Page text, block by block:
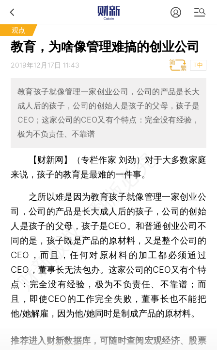
观点
教育，为啥像管理难搞的创业公司
2019年12月17日 11:43 T中
教育孩子就像管理一家创业公司，公司的产品是长大
成人后的孩子，公司的创始人是孩子的父母，孩子是
CEO；这家公司的CEO又有个特点：完全没有经验，
极为不负责任、不靠谱
【财新网】（专栏作家 刘劲） 对于大多数家庭
来说，孩子的教育是最难的一件事。
之所以难是因为教育孩子就像管理一家创业公
司，公司的产品是长大成人后的孩子，公司的创始
人是孩子的父母，孩子是CEO。和普通创业公司不
同的是，孩子既是产品的原材料，又是整个公司的
CEO，而且，任何对原材料的加工都必须通过
CEO，董事长无法包办。这家公司的CEO又有个特
点：完全没有经验，极为不负责任、不靠谱；而
且，即使CEO的工作完全失败，董事长也不能把
他/她解雇，因为他/她同时是制成产品的原材料。
推荐进入 财新数据库 ，可随时查阅宏观经济、股票